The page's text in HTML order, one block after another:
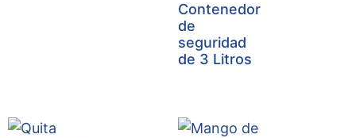
Contenedor
de
seguridad
de 3 Litros